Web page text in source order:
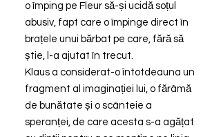
o împing pe Fleur să-și ucidă soțul
abusiv, fapt care o împinge direct în
brațele unui bărbat pe care, fără să
știe, l-a ajutat în trecut.
Klaus a considerat-o întotdeauna un
fragment al imaginației lui, o fărâmă
de bunătate și o scânteie a
speranței, de care acesta s-a agățat